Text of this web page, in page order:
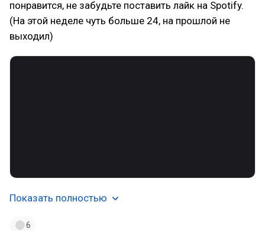
понравится, не забудьте поставить лайк на Spotify.
(На этой неделе чуть больше 24, на прошлой не
выходил)
Показать полностью
6